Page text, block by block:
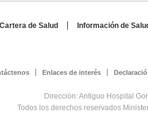
Cartera de Salud
Información de
Enlaces de interés
Dirección: Antiguo Hospital
Todos los derechos reservados